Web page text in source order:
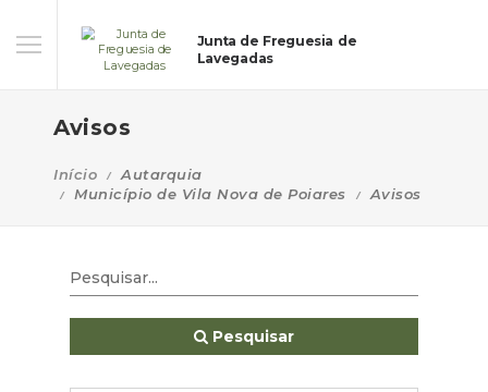
Junta de Freguesia de
Lavegadas
Avisos
Início
Autarquia
Município de Vila Nova de Poiares
Avisos
Pesquisar